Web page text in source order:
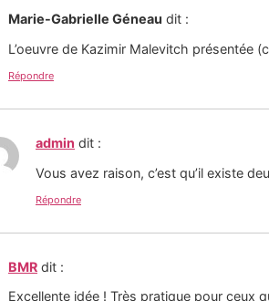
Marie-Gabrielle Géneau dit :
L’oeuvre de Kazimir Malevitch présentée
Répondre
admin dit :
Vous avez raison, c’est qu’il existe
Répondre
BMR dit :
Excellente idée ! Très pratique pour ceux